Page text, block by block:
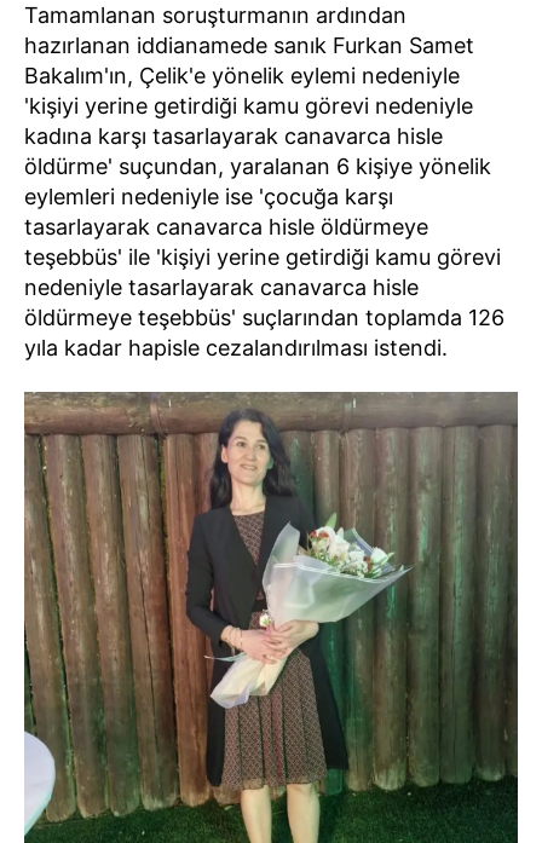
Tamamlanan soruşturmanın ardından
hazırlanan iddianamede sanık Furkan Samet
Bakalım'ın, Çelik'e yönelik eylemi nedeniyle
'kişiyi yerine getirdiği kamu görevi nedeniyle
kadına karşı tasarlayarak canavarca hisle
öldürme' suçundan, yaralanan 6 kişiye yönelik
eylemleri nedeniyle ise 'çocuğa karşı
tasarlayarak canavarca hisle öldürmeye
teşebbüs' ile 'kişiyi yerine getirdiği kamu görevi
nedeniyle tasarlayarak canavarca hisle
öldürmeye teşebbüs' suçlarından toplamda 126
yıla kadar hapisle cezalandırılması istendi.